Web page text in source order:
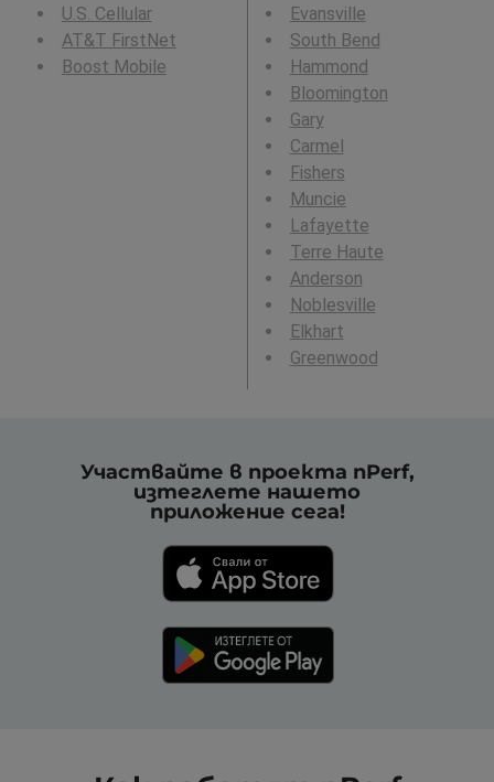
U.S. Cellular
AT&T FirstNet
Boost Mobile
Evansville
South Bend
Hammond
Bloomington
Gary
Carmel
Fishers
Muncie
Lafayette
Terre Haute
Anderson
Noblesville
Elkhart
Greenwood
Участвайте в проекта nPerf,
изтеглете нашето
приложение сега!